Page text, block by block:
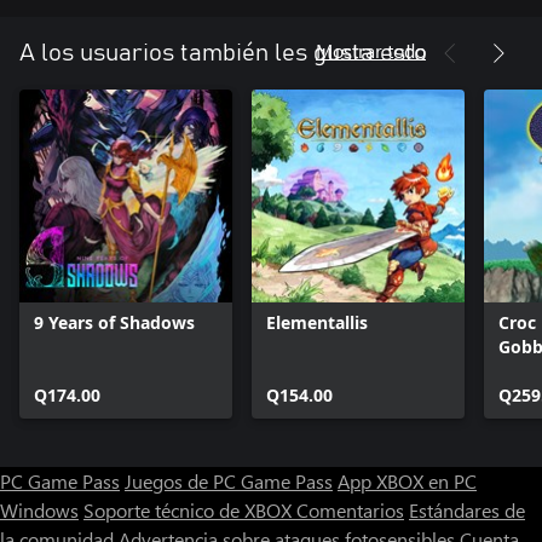
(dirección creativa). ¡No se puede ser más Wonder Boy que eso!
A los usuarios también les gusta esto
Mostrar todo
9 Years of Shadows
Q174.00
Elementallis
Q154.00
PC Game Pass Juegos de PC Game Pass App XBOX en PC
Windows Soporte técnico de XBOXComentarios Estándares de